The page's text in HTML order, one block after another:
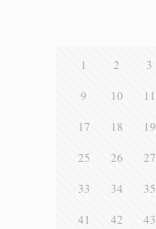
1 2 3
9
10 11
17
18 19
25
26 27
33
34 35
41
42 43